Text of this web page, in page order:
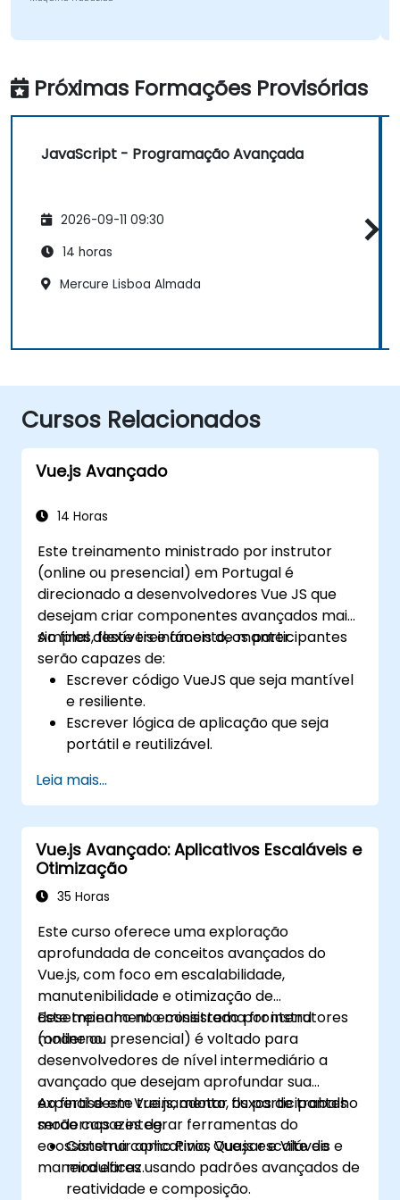
Próximas Formações Provisórias
JavaScript - Programação Avançada
2026-09-11 09:30
14 horas
Mercure Lisboa Almada
Cursos Relacionados
Vue.js Avançado
14 Horas
Este treinamento ministrado por instrutor
(online ou presencial) em Portugal é
direcionado a desenvolvedores Vue JS que
desejam criar componentes avançados mais
simples, flexíveis e fáceis de manter.
Ao final deste treinamento, os participantes
serão capazes de:
Escrever código VueJS que seja mantível
e resiliente.
Escrever lógica de aplicação que seja
portátil e reutilizável.
personalizados, evitando complexidade
desnecessária.
Leia mais...
Vue.js Avançado: Aplicativos Escaláveis e
Otimização
35 Horas
Este curso oferece uma exploração
aprofundada de conceitos avançados do
Vue.js, com foco em escalabilidade,
manutenibilidade e otimização de
desempenho no ecossistema frontend
moderno.
Este treinamento ministrado por instrutores
(online ou presencial) é voltado para
desenvolvedores de nível intermediário a
avançado que desejam aprofundar sua
expertise em Vue.js, adotar fluxos de trabalho
modernos e integrar ferramentas do
ecossistema como Pinia, Quasar e Vite de
maneira eficaz.
Ao final deste treinamento, os participantes
serão capazes de:
Construir aplicativos Vue.js escaláveis e
modulares usando padrões avançados de
reatividade e composição.